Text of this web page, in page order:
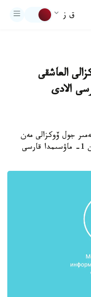
ق ز
العاشقى
جول ۆوكزالى مەن
اۋەجاي تەرمينالى العاشقى جولاۋشىلارىن 1- ماۋسىمدا قارسى